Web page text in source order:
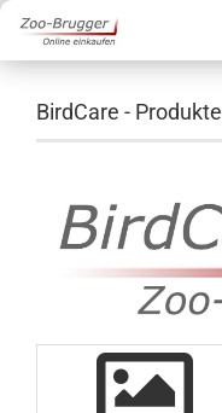
BirdCare - Produkte